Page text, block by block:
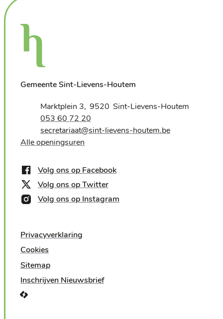
Gemeente Sint-Lievens-Houtem
AdresMarktplein 3 ,9520 Sint-Lievens-Houtem
053 60 72 20
E-mailsecretariaat@sint-lievens-houtem.be
Alle openingsuren
Volg ons op Facebook
Volg ons op Twitter
Volg ons op Instagram
Privacyverklaring
Cookies
Sitemap
Inschrijven Nieuwsbrief
LCP nv 2026 ©